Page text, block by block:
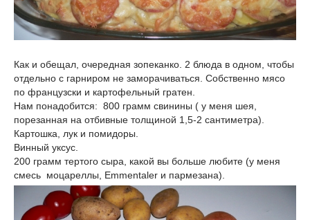
Как и обещал, очередная зопеканко. 2 блюда в одном, чтобы
отдельно с гарниром не заморачиваться. Собственно мясо
по французски и картофельный гратен.
Нам понадобится: 800 грамм свинины ( у меня шея,
порезанная на отбивные толщиной 1,5-2 сантиметра).
Картошка, лук и помидоры.
Винный уксус.
200 грамм тертого сыра, какой вы больше любите (у меня
смесь моцареллы, Emmentaler и пармезана).